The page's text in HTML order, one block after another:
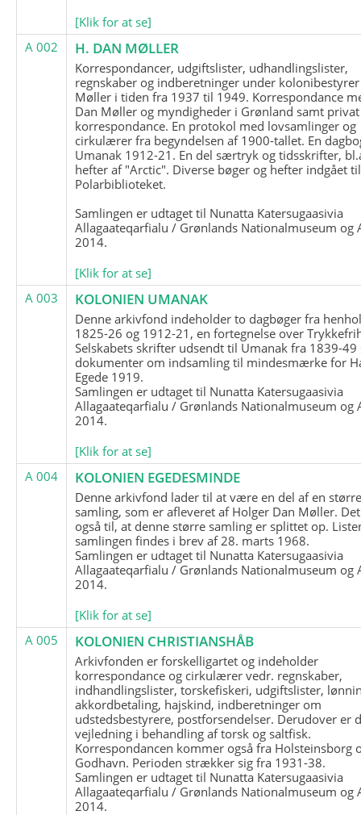
[Klik for at se]
A 002
H. DAN MØLLER
Korrespondancer, udgiftslister, udhandlingslister,
regnskaber og indberetninger under
Møller i tiden fra 1937 til 1949. Korrespondance
Dan Møller og myndigheder i Grønland samt privat
korrespondance. En protokol med lovsamlinger og
cirkulærer fra begyndelsen af 1900-tallet. En
Umanak 1912-21. En del særtryk og tidsskrifter,
hefter af "Arctic". Diverse bøger og hefter indgået til
Polarbiblioteket.
Samlingen er udtaget til Nunatta Katersugaasivia
Allagaateqarfialu / Grønlands Nationalmuseum og
2014.
[Klik for at se]
A 003
KOLONIEN UMANAK
Denne arkivfond indeholder to dagbøger fra
1825-26 og 1912-21, en fortegnelse over
Selskabets skrifter udsendt til Umanak fra 1839-49
dokumenter om indsamling til mindesmærke for
Egede 1919.
Samlingen er udtaget til Nunatta Katersugaasivia
Allagaateqarfialu / Grønlands Nationalmuseum og
2014.
[Klik for at se]
A 004
KOLONIEN EGEDESMINDE
Denne arkivfond lader til at være en del af en
samling, som er afleveret af Holger Dan Møller.
også til, at denne større samling er splittet op.
samlingen findes i brev af 28. marts 1968.
Samlingen er udtaget til Nunatta Katersugaasivia
Allagaateqarfialu / Grønlands Nationalmuseum og
2014.
[Klik for at se]
A 005
KOLONIEN CHRISTIANSHÅB
Arkivfonden er forskelligartet og indeholder
korrespondance og cirkulærer vedr. regnskaber,
indhandlingslister, torskefiskeri, udgiftslister,
akkordbetaling, hajskind, indberetninger om
udstedsbestyrere, postforsendelser. Derudover er
vejledning i behandling af torsk og saltfisk.
Korrespondancen kommer også fra Holsteinsborg
Godhavn. Perioden strækker sig fra 1931-38.
Samlingen er udtaget til Nunatta Katersugaasivia
Allagaateqarfialu / Grønlands Nationalmuseum og
2014.